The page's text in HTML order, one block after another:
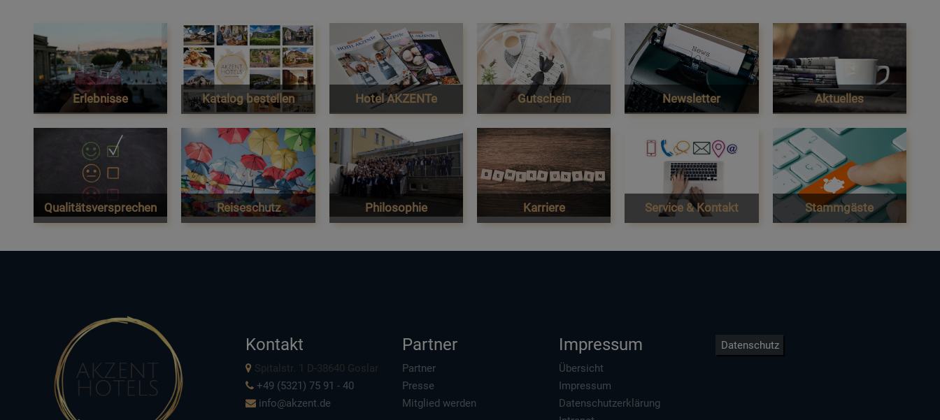
Erlebnisse Katalog bestellen Hotel AKZENTe Gutschein Newsletter Aktuelles
Qualitätsversprechen Reiseschutz Philosophie Karriere Service & Kontakt Stammgäste
Kontakt
Spitalstr. 1 D-38640 Goslar
+49 (5321) 75 91 - 40
info@akzent.de
Partner
Partner
Presse
Mitglied werden
Impressum
Übersicht
Impressum
Datenschutzerklärung
Datenschutz